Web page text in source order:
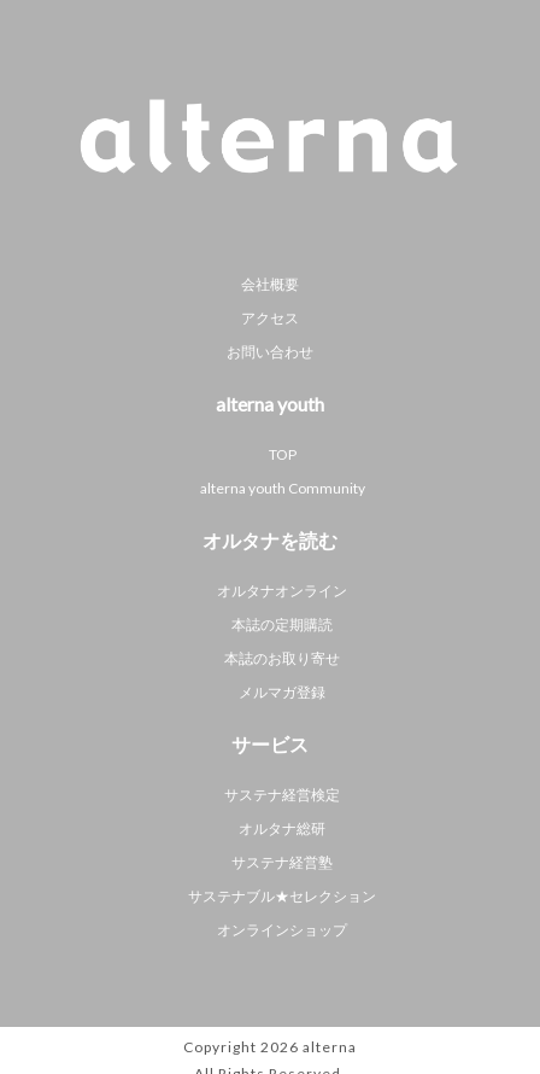
会社概要
アクセス
お問い合わせ
alterna youth
TOP
alterna youth Community
オルタナを読む
オルタナオンライン
本誌の定期購読
本誌のお取り寄せ
メルマガ登録
サービス
サステナ経営検定
オルタナ総研
サステナ経営塾
サステナブル★セレクション
オンラインショップ
Copyright 2026 alterna